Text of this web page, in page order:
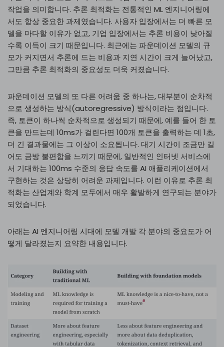
작업을 의미합니다. 추론 최적화는 전통적인 ML 엔지니어링에
서도 항상 중요한 과제였습니다. 사용자 입장에서는 더 빠른 모
델을 마다할 이유가 없고, 기업 입장에서는 추론 비용이 낮아질
수록 이득이 크기 때문입니다. 최근에는 파운데이션 모델의 규
모가 커지면서 추론에 드는 비용과 지연 시간이 크게 늘어났고,
그만큼 추론 최적화의 중요성도 더욱 커졌습니다.
파운데이션 모델의 또 다른 어려움 중 하나는, 대부분이 순차적
으로 생성하는 방식(autoregressive) 방식이라는 점입니다.
즉, 토큰이 하나씩 순차적으로 생성되기 때문에, 예를 들어 한 토
큰을 만드는데 10ms가 걸린다면 100개 토큰을 출력하는 데 1초,
더 긴 결과물에는 그 이상이 소요됩니다. 대기 시간이 조금만 길
어도 금방 불편함을 느끼기 때문에, 일반적인 인터넷 서비스에
서 기대하는 100ms 수준의 응답 속도를 AI 애플리케이션에서
구현하는 것은 상당히 어려운 과제입니다. 이런 이유로 추론 최
적화는 산업계와 학계 모두에서 매우 활발하게 연구되는 분야가
되었습니다.
아래는 AI 엔지니어링 시대에 모델 개발 각 분야의 중요도가 어
떻게 달라졌는지 요약한 내용입니다.